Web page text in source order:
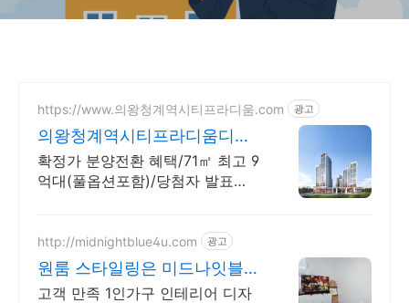
https://www.의왕청계역시티프라디움.com 광고
의왕청계역시티프라디움디하
모니
확정가 분양전환 혜택/71㎡ 최고 9
억대(풀옵션포함)/당첨자 발표
http://midnightblue4u.com 광고
원룸 스타일링은 미드나잇블루
상담 시 스타일링 할인!
고객 만족 1인가구 인테리어 디자